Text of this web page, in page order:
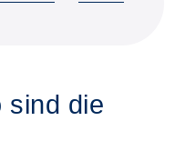
sind die